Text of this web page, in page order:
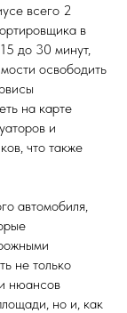
всего 2
в
до 30 минут,
освободить
на карте
и
что также
автомобиля,
не только
нюансов
но и, как